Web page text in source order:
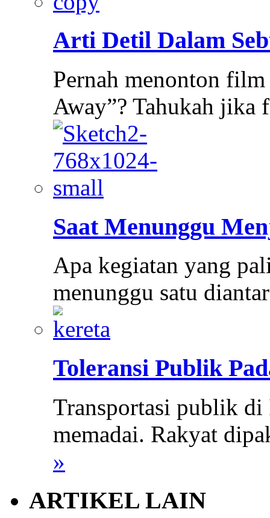
Arti Detil Dalam
Pernah menonton
Away”? Tahukah jika
Saat Menunggu
Apa kegiatan yang
menunggu satu
Toleransi Publik
Transportasi publik di
memadai. Rakyat
»
ARTIKEL LAIN